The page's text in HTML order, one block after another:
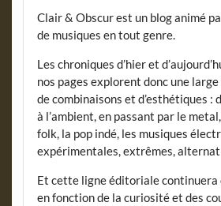
Clair & Obscur est un blog animé
de musiques en tout genre.
Les chroniques d’hier et
nos pages explorent donc une
de combinaisons et d’esthétiques :
à l’ambient, en passant par le
folk, la pop indé, les musiques
expérimentales, extrêmes,
Et cette ligne éditoriale continuera
en fonction de la curiosité et des